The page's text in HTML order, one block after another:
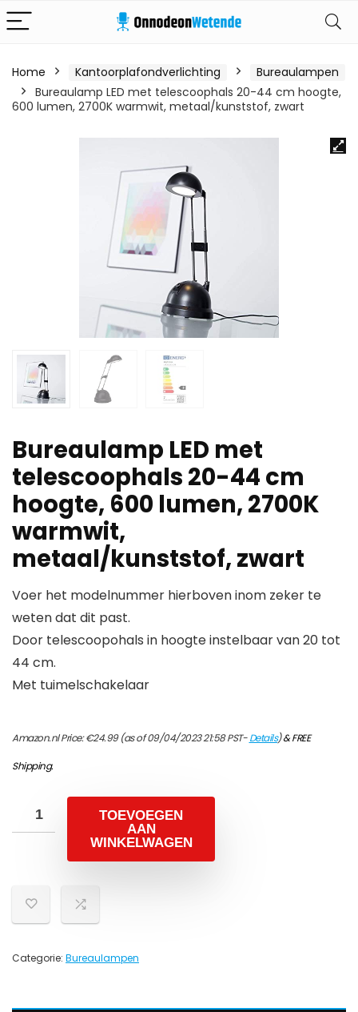
Home Kantoorplafondverlichting
Bureaulampen
Bureaulamp LED met telescoophals 20-44 cm hoogte,
600 lumen, 2700K warmwit, metaal/kunststof, zwart
Bureaulamp LED met
telescoophals 20-44 cm
hoogte, 600 lumen, 2700K
warmwit,
metaal/kunststof, zwart
Voer het modelnummer hierboven inom zeker te
weten dat dit past.
Door telescoopohals in hoogte instelbaar van 20 tot
44 cm.
Met tuimelschakelaar
Amazon.nl Price:€24.99(as of 09/04/2023 21:58 PST-Details)&FREE
Shipping.
TOEVOEGEN
AAN
WINKELWAGEN
Categorie: Bureaulampen